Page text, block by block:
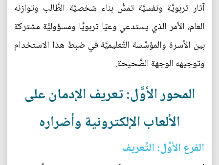
آثار تربويَّة ونفسيَّة تمسُّ بناء شخصيَّة الطَّالب وتوازنه
العام، الأمر الذي يستدعي وعيًا تربويًّا ومسؤوليَّة مشتركة
بين الأسرة والمؤسَّسة التَّعليميَّة في ضبط هذا الاستخدام
وتوجيهه الوجهة الصَّحيحة.
المحور الأوَّل: تعريف الإدمان على
الألعاب الإلكترونية وأضراره
الفرع الأوَّل: التَّعريف